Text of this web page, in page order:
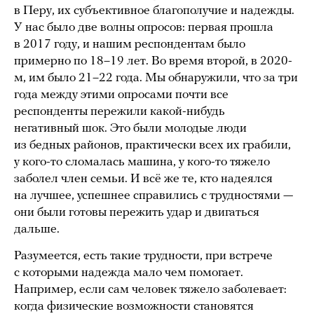
в Перу, их субъективное благополучие и надежды.
У нас было две волны опросов: первая прошла
в 2017 году, и нашим респондентам было
примерно по 18–19 лет. Во время второй, в 2020-
м, им было 21–22 года. Мы обнаружили, что за три
года между этими опросами почти все
респонденты пережили какой-нибудь
негативный шок. Это были молодые люди
из бедных районов, практически всех их грабили,
у кого-то сломалась машина, у кого-то тяжело
заболел член семьи. И всё же те, кто надеялся
на лучшее, успешнее справились с трудностями —
они были готовы пережить удар и двигаться
дальше.
Разумеется, есть такие трудности, при встрече
с которыми надежда мало чем помогает.
Например, если сам человек тяжело заболевает:
когда физические возможности становятся